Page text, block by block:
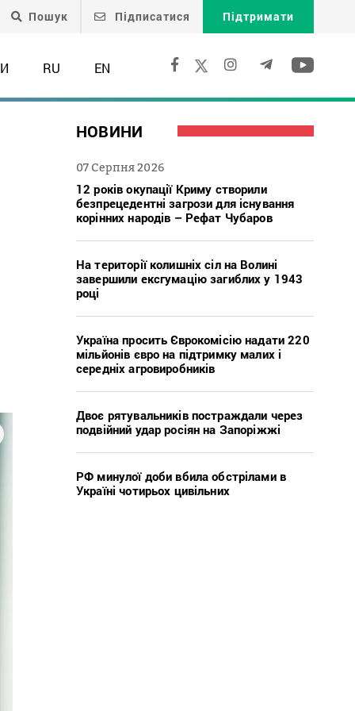
Пошук Підписатися Підтримати
RU EN
НОВИНИ
07 Серпня 2026
12 років окупації Криму створили
безпрецедентні загрози для існування
корінних народів – Рефат Чубаров
На території колишніх сіл на Волині
завершили ексгумацію загиблих у 1943
році
Україна просить Єврокомісію надати 220
мільйонів євро на підтримку малих і
середніх агровиробників
Двоє рятувальників постраждали через
подвійний удар росіян на Запоріжжі
РФ минулої доби вбила обстрілами в
Україні чотирьох цивільних